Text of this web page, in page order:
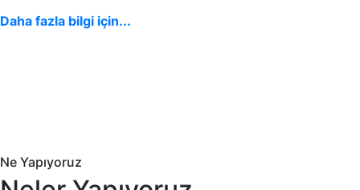
Daha fazla bilgi için...
Ne Yapıyoruz